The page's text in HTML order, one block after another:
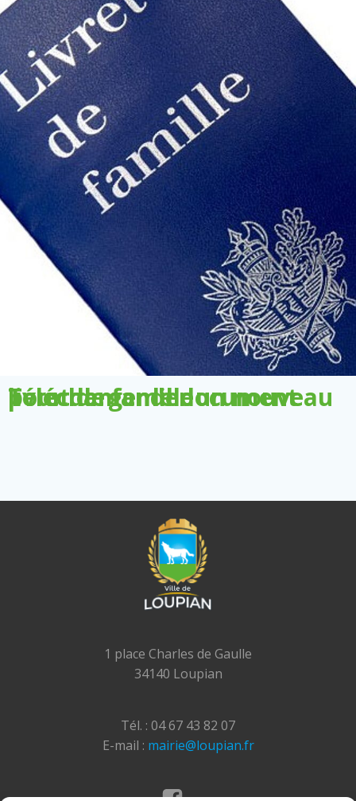
Télécharger le document pour demander un nouveau livret de famille
1 place Charles de Gaulle
34140 Loupian
Tél. : 04 67 43 82 07
E-mail : mairie@loupian.fr